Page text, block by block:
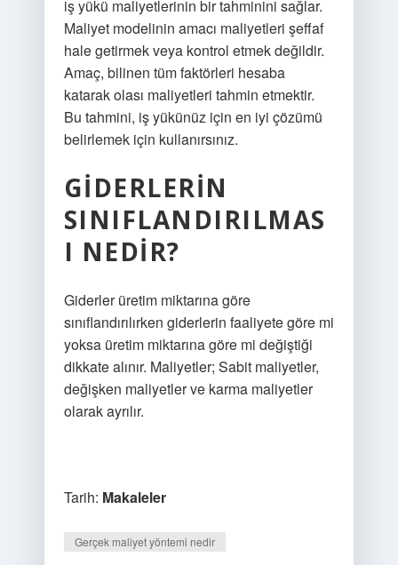
iş yükü maliyetlerinin bir tahminini sağlar.
Maliyet modelinin amacı maliyetleri şeffaf
hale getirmek veya kontrol etmek değildir.
Amaç, bilinen tüm faktörleri hesaba
katarak olası maliyetleri tahmin etmektir.
Bu tahmini, iş yükünüz için en iyi çözümü
belirlemek için kullanırsınız.
GIDERLERIN
SINIFLANDIRILMAS
I NEDIR?
Giderler üretim miktarına göre
sınıflandırılırken giderlerin faaliyete göre mi
yoksa üretim miktarına göre mi değiştiği
dikkate alınır. Maliyetler; Sabit maliyetler,
değişken maliyetler ve karma maliyetler
olarak ayrılır.
Tarih: Makaleler
Gerçek maliyet yöntemi nedir